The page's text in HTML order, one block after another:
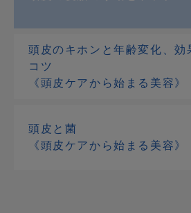
頭皮のキホンと年齢変化、効
コツ
《頭皮ケアから始まる美容》
頭皮と菌
《頭皮ケアから始まる美容》